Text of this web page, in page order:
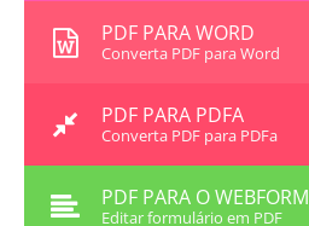
PDF PARA WORD
Converta PDF para Word
PDF PARA PDFA
Converta PDF para PDFa
PDF PARA O WEBFORM
Editar formulário em PDF